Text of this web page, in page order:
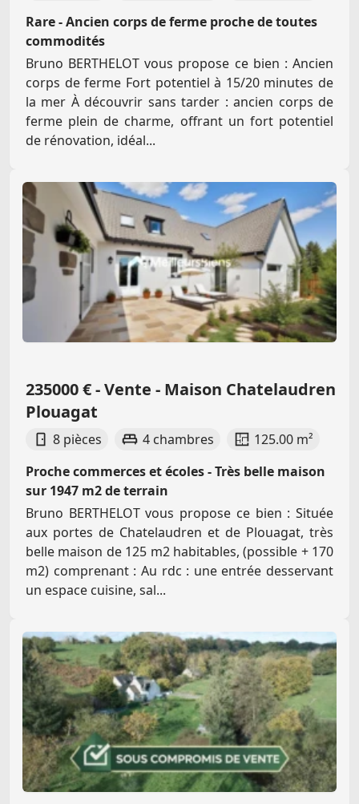
Rare - Ancien corps de ferme proche de toutes
commodités
Bruno BERTHELOT vous propose ce bien : Ancien
corps de ferme Fort potentiel à 15/20 minutes de
la mer À découvrir sans tarder : ancien corps de
ferme plein de charme, offrant un fort potentiel
de rénovation, idéal...
235000 € - Vente - Maison Chatelaudren
Plouagat
8 pièces 4 chambres
125.00 m²
Proche commerces et écoles - Très belle maison
sur 1947 m2 de terrain
Bruno BERTHELOT vous propose ce bien : Située
aux portes de Chatelaudren et de Plouagat, très
belle maison de 125 m2 habitables, (possible + 170
m2) comprenant : Au rdc : une entrée desservant
un espace cuisine, sal...